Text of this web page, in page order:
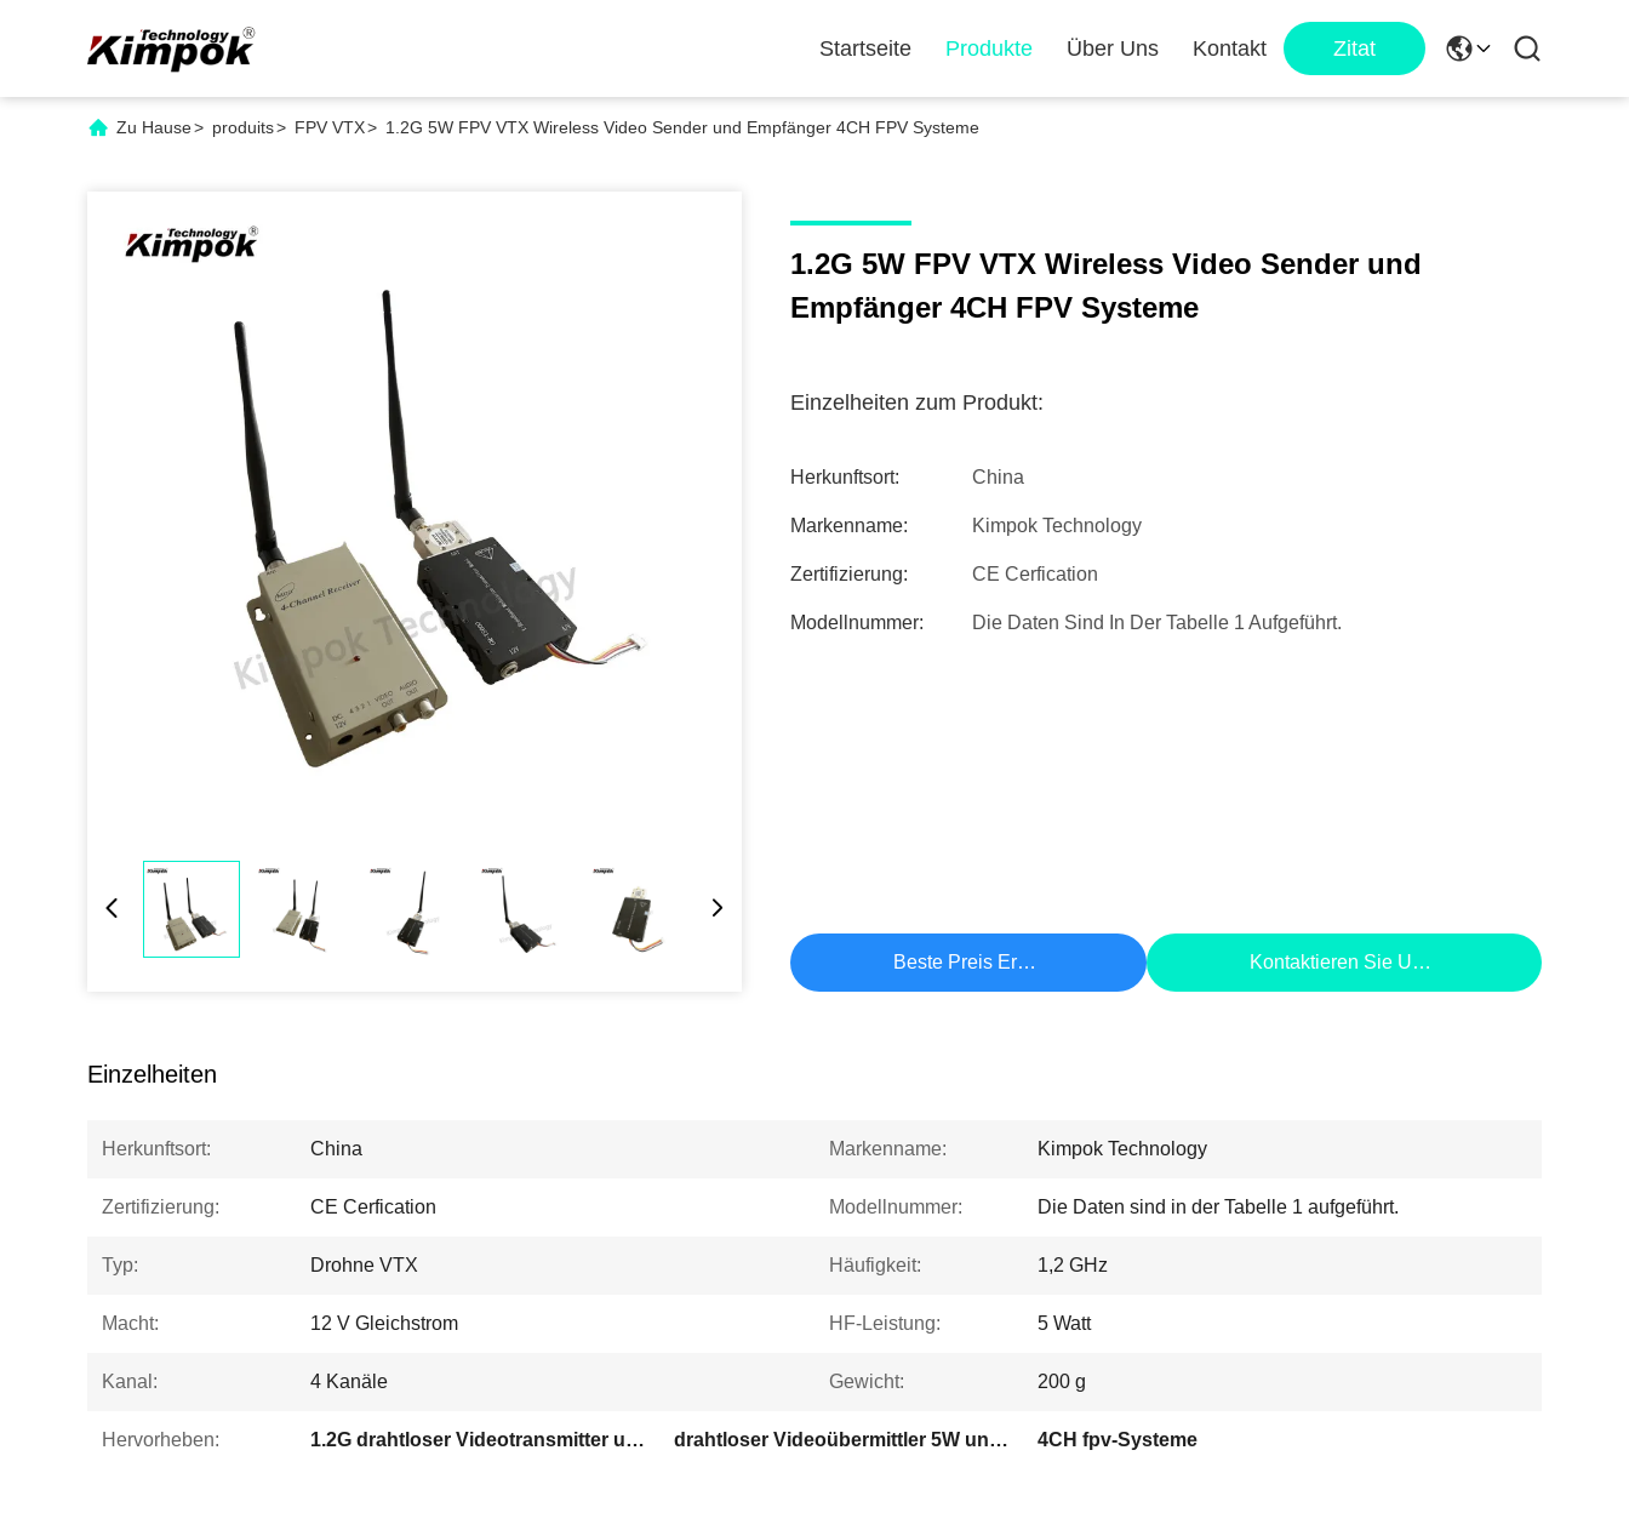
Startseite Produkte Über Uns Kontakt Zitat
Zu Hause> produits> FPV VTX> 1.2G 5W FPV VTX Wireless Video Sender und Empfänger 4CH FPV Systeme
1.2G 5W FPV VTX Wireless Video Sender und
Empfänger 4CH FPV Systeme
Einzelheiten zum Produkt:
Herkunftsort: China
Markenname: Kimpok Technology
Zertifizierung: CE Cerfication
Modellnummer: Die Daten Sind In Der Tabelle 1 Aufgeführt.
Beste Preis Erhalten Kontaktieren Sie Uns Jetzt
Einzelheiten
Herkunftsort: China Markenname: Kimpok Technology
Zertifizierung: CE Cerfication Modellnummer: Die Daten sind in der Tabelle 1 aufgeführt.
Typ: Drohne VTX Häufigkeit: 1,2 GHz
Macht: 12 V Gleichstrom HF-Leistung: 5 Watt
Kanal: 4 Kanäle Gewicht: 200 g
Hervorheben: 1.2G drahtloser Videotransmitter und -empfänger drahtloser Videoübermittler 5W und Empfänger 4CH fpv-Systeme